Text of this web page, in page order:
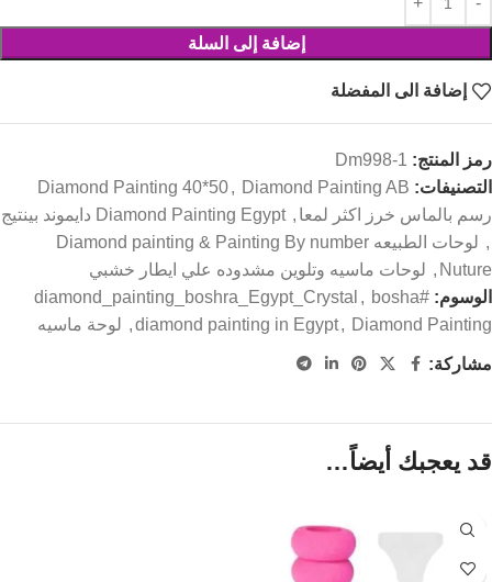
إضافة إلى السلة
إضافة الى المفضلة
رمز المنتج: Dm998-1
التصنيفات:
Diamond Painting 40*50, Diamond Painting AB
رسم بالماس خرز اكثر لمعا , Diamond Painting Egypt دايموند بينتيج
,
لوحات الطبيعه Diamond painting & Painting By number
Nuture
, لوحات ماسيه وتلوين مشدوده علي ايطار خشبي
الوسوم: #diamond_painting_boshra_Egypt_Crystal
, bosha
diamond painting in Egypt, Diamond Painting
, لوحة ماسيه
مشاركة:
قد يعجبك أيضاً…